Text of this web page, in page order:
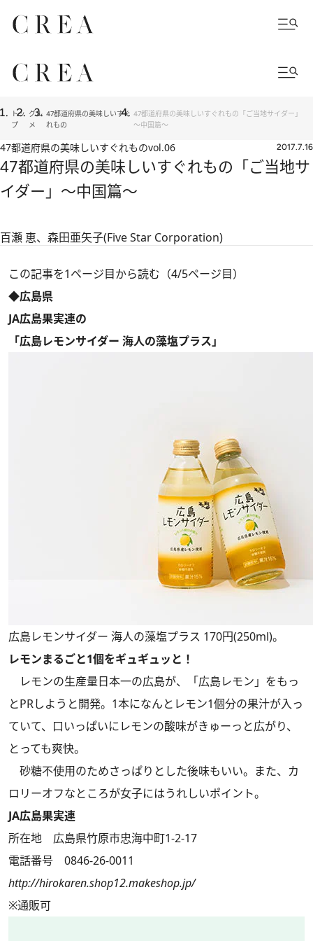
トッ
プ
グル
メ
47都道府県の美味しいすぐ
れもの
47都道府県の美味しいすぐれもの「ご当地サイダー」
～中国篇～
47都道府県の美味しいすぐれものvol.06 2017.7.16
47都道府県の美味しいすぐれもの「ご当地サ
イダー」～中国篇～
百瀬 恵、森田亜矢子(Five Star Corporation)
この記事を1ページ目から読む（4/5ページ目）
◆広島県
JA広島果実連の
「広島レモンサイダー 海人の藻塩プラス」
広島レモンサイダー 海人の藻塩プラス 170円(250ml)。
レモンまるごと1個をギュギュッと！
レモンの生産量日本一の広島が、「広島レモン」をもっ
とPRしようと開発。1本になんとレモン1個分の果汁が入っ
ていて、口いっぱいにレモンの酸味がきゅーっと広がり、
とっても爽快。
砂糖不使用のためさっぱりとした後味もいい。また、カ
ロリーオフなところが女子にはうれしいポイント。
JA広島果実連
所在地 広島県竹原市忠海中町1-2-17
電話番号 0846-26-0011
http://hirokaren.shop12.makeshop.jp/
※通販可